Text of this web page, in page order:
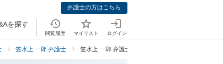
弁護士の方はこちら
を探す
閲覧履歴 マイリスト ログイン
笠水上 一郎 弁護士 笠水上 一郎 弁護士のインタビュー